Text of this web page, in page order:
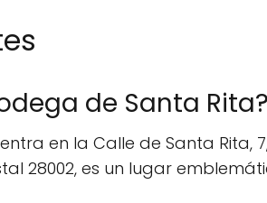
de Santa Rita?
en la Calle de Santa
28002, es un lugar